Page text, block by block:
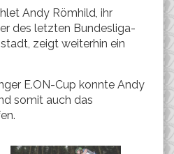
Andy Römhild, ihr
des letzten Bundesliga-
zeigt weiterhin ein
E.ON-Cup konnte Andy
somit auch das